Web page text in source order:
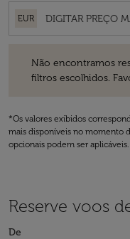
EUR
Não encontramos
filtros escolhidos.
*Os valores exibidos
mais disponíveis no momento
opcionais podem ser aplicáveis.
Reserve voos
De